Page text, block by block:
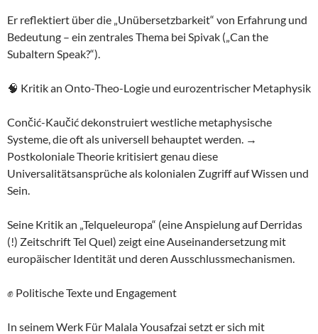
Er reflektiert über die „Unübersetzbarkeit“ von Erfahrung und
Bedeutung – ein zentrales Thema bei Spivak („Can the
Subaltern Speak?“).
🧠 Kritik an Onto-Theo-Logie und eurozentrischer Metaphysik
Cončić-Kaučić dekonstruiert westliche metaphysische
Systeme, die oft als universell behauptet werden. →
Postkoloniale Theorie kritisiert genau diese
Universalitätsansprüche als kolonialen Zugriff auf Wissen und
Sein.
Seine Kritik an „Telqueleuropa“ (eine Anspielung auf Derridas
(!) Zeitschrift Tel Quel) zeigt eine Auseinandersetzung mit
europäischer Identität und deren Ausschlussmechanismen.
✊ Politische Texte und Engagement
In seinem Werk Für Malala Yousafzai setzt er sich mit